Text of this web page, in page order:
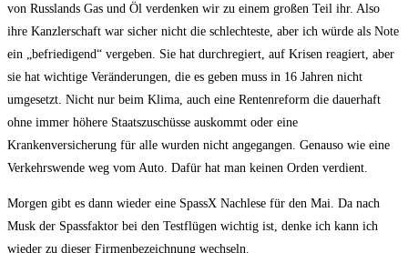
von Russlands Gas und Öl verdenken wir zu einem großen Teil ihr. Also
ihre Kanzlerschaft war sicher nicht die schlechteste, aber ich würde als Note
ein „befriedigend“ vergeben. Sie hat durchregiert, auf Krisen reagiert, aber
sie hat wichtige Veränderungen, die es geben muss in 16 Jahren nicht
umgesetzt. Nicht nur beim Klima, auch eine Rentenreform die dauerhaft
ohne immer höhere Staatszuschüsse auskommt oder eine
Krankenversicherung für alle wurden nicht angegangen. Genauso wie eine
Verkehrswende weg vom Auto. Dafür hat man keinen Orden verdient.
Morgen gibt es dann wieder eine SpassX Nachlese für den Mai. Da nach
Musk der Spassfaktor bei den Testflügen wichtig ist, denke ich kann ich
wieder zu dieser Firmenbezeichnung wechseln.